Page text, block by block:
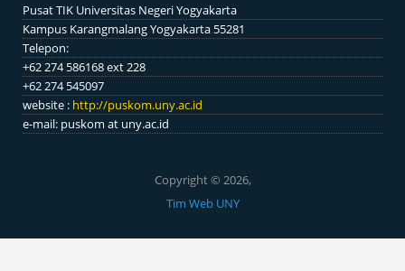
Pusat TIK Universitas Negeri Yogyakarta
Kampus Karangmalang Yogyakarta 55281
Telepon:
+62 274 586168 ext 228
+62 274 545097
website : http://puskom.uny.ac.id
e-mail: puskom at uny.ac.id
Copyright © 2026,
Tim Web UNY